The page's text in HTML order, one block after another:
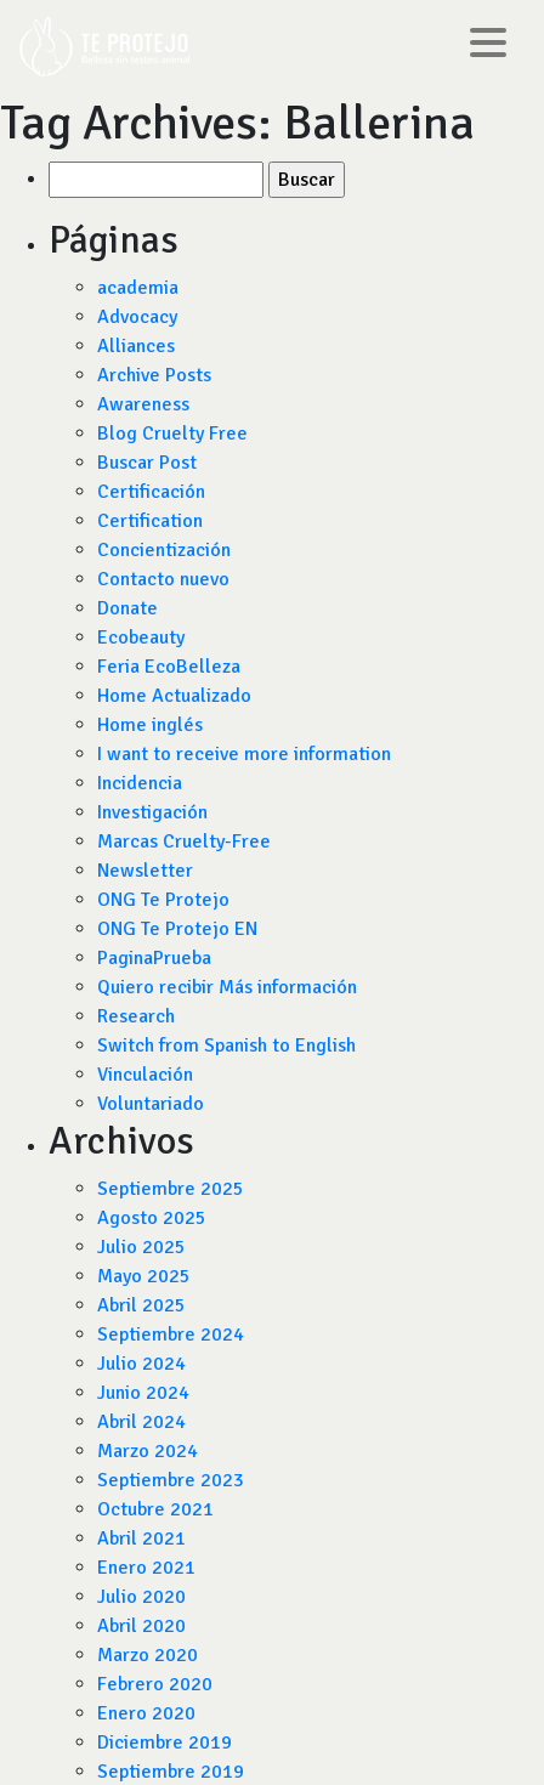
Tag Archives: Ballerina
por:
Páginas
academia
Advocacy
Alliances
Archive Posts
Awareness
Blog Cruelty Free
Buscar Post
Certificación
Certification
Concientización
Contacto nuevo
Donate
Ecobeauty
Feria EcoBelleza
Home Actualizado
Home inglés
I want to receive more information
Incidencia
Investigación
Marcas Cruelty-Free
Newsletter
ONG Te Protejo
ONG Te Protejo EN
PaginaPrueba
Quiero recibir Más información
Research
Switch from Spanish to English
Vinculación
Voluntariado
Archivos
Septiembre 2025
Agosto 2025
Julio 2025
Mayo 2025
Abril 2025
Septiembre 2024
Julio 2024
Junio 2024
Abril 2024
Marzo 2024
Septiembre 2023
Octubre 2021
Abril 2021
Enero 2021
Julio 2020
Abril 2020
Marzo 2020
Febrero 2020
Enero 2020
Diciembre 2019
Septiembre 2019